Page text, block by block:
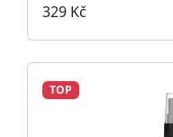
329 Kč
TOP